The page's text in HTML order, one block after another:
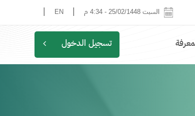
EN السبت 25/02/1448 - 4:34 م
تسجيل الدخول